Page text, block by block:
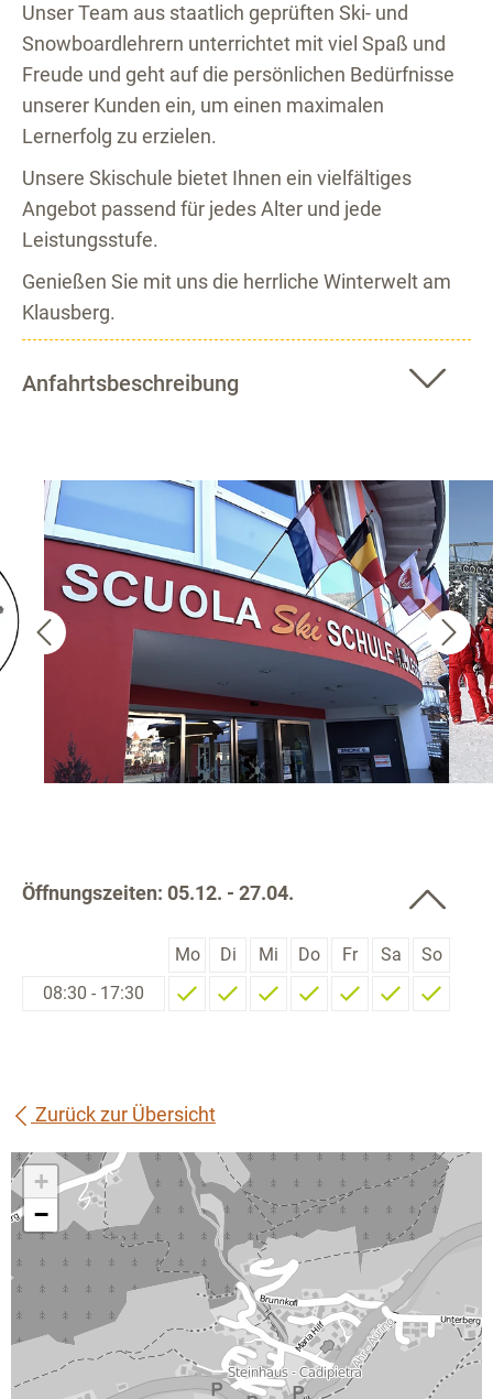
Unser Team aus staatlich geprüften Ski- und
Snowboardlehrern unterrichtet mit viel Spaß und
Freude und geht auf die persönlichen Bedürfnisse
unserer Kunden ein, um einen maximalen
Lernerfolg zu erzielen.
Unsere Skischule bietet Ihnen ein vielfältiges
Angebot passend für jedes Alter und jede
Leistungsstufe.
Genießen Sie mit uns die herrliche Winterwelt am
Klausberg.
Anfahrtsbeschreibung
Öffnungszeiten: 05.12. - 27.04.
Mo Di Mi Do Fr Sa
So
08:30 - 17:30
Zurück zur Übersicht
+
−